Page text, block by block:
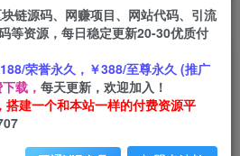
正文
，卖莆田高端篮球鞋，小
+素材）【揭秘】
链源码、网赚项目、网站代码、引流
等资源，每日稳定更新20-30优质付
荣誉永久，￥388/至尊永久 (推广
载， 每天更新，欢迎加入！
搭建一个和本站一样的付费资源平